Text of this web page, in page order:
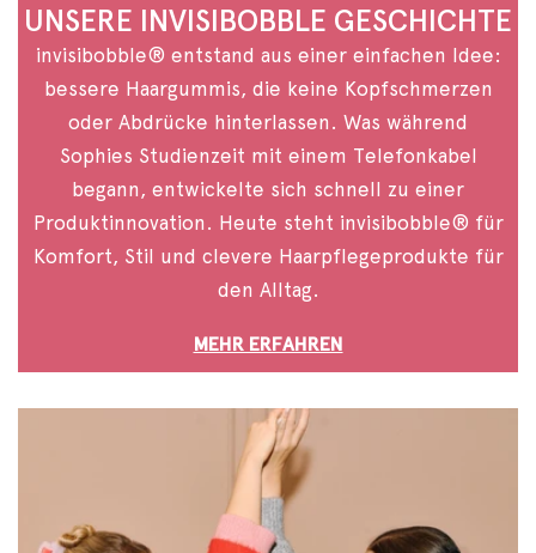
UNSERE INVISIBOBBLE GESCHICHTE
invisibobble® entstand aus einer einfachen Idee:
bessere Haargummis, die keine Kopfschmerzen
oder Abdrücke hinterlassen. Was während
Sophies Studienzeit mit einem Telefonkabel
begann, entwickelte sich schnell zu einer
Produktinnovation. Heute steht invisibobble® für
Komfort, Stil und clevere Haarpflegeprodukte für
den Alltag.
MEHR ERFAHREN